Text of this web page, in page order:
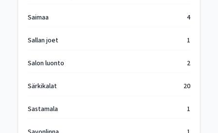
Saimaa 4
Sallan joet 1
Salon luonto 2
Särkikalat 20
Sastamala 1